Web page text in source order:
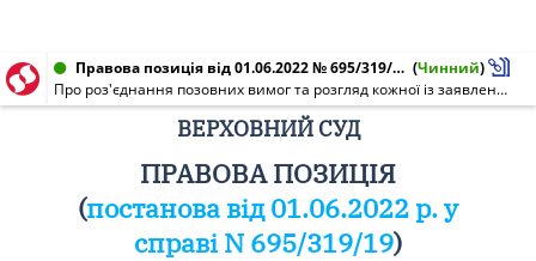
Правова позиція від 01.06.2022 № 695/319/19 (Чинний)
Про роз'єднання позовних вимог та розгляд кожної із заявлених вимог окремо
ВЕРХОВНИЙ СУД
ПРАВОВА ПОЗИЦІЯ
(постанова від 01.06.2022 р. у
справі N 695/319/19)